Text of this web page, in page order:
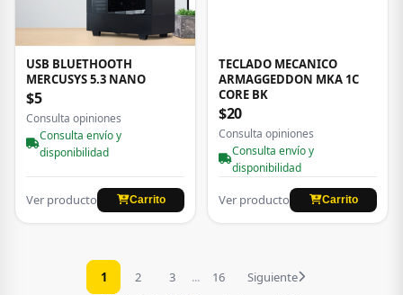
USB BLUETHOOTH
MERCUSYS 5.3 NANO
$5
Consulta opiniones
Consulta envío y
disponibilidad
Ver producto Carrito
TECLADO MECANICO
ARMAGGEDDON MKA 1C
CORE BK
$20
Consulta opiniones
Consulta envío y
disponibilidad
Ver producto Carrito
1 2 3 ... 16 Siguiente